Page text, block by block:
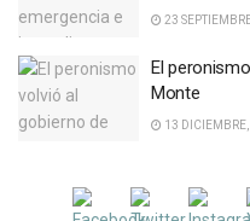
23
El
Monte
13